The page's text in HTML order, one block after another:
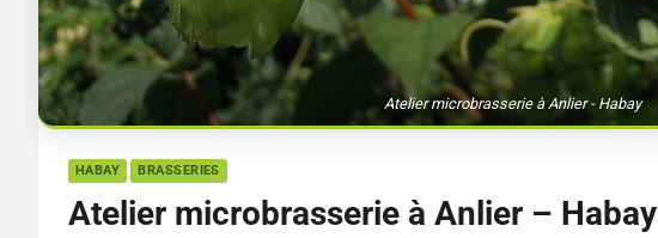
Atelier microbrasserie à Anlier - Habay
HABAY BRASSERIES
Atelier microbrasserie à Anlier – Habay